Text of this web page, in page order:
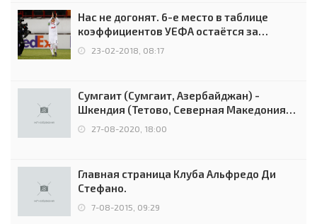
Нас не догонят. 6-е место в таблице
коэффициентов УЕФА остаётся за
Россией
23-02-2018, 08:17
Сумгаит (Сумгаит, Азербайджан) -
Шкендия (Тетово, Северная Македония) -
0:2 (0:0)
27-08-2020, 18:00
Главная страница Клуба Альфредо Ди
Стефано.
7-08-2015, 09:29